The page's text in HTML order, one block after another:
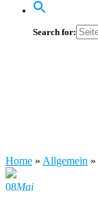
Search for:
Home » Allgemein »
08Mai